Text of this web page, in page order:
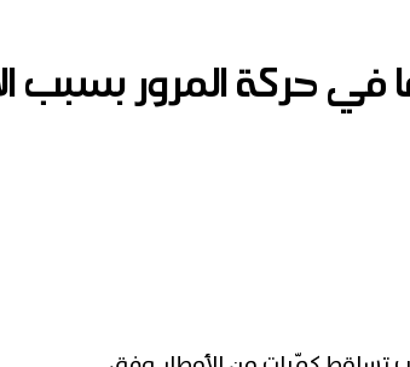
حركة المرور بسبب